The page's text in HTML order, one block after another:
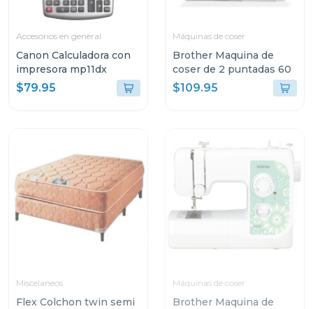
Accesorios en general
Canon Calculadora con
impresora mp11dx
$79.95
Máquinas de coser
Brother Maquina de
coser de 2 puntadas 60
$109.95
Miscelaneos
Flex Colchon twin semi
Máquinas de coser
Brother Maquina de